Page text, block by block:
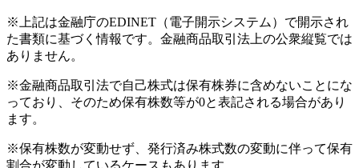
※上記は金融庁のEDINET（電子開示システム）で開示され
た書類に基づく情報です。金融商品取引法上の公衆縦覧では
ありません。
※金融商品取引法で自己株式は保有株券に含めないことにな
っており、そのため保有株数等が0と表記される場合があり
ます。
※保有株数が変動せず、発行済み株式数の変動に伴って保有
割合が変動しているケースもあります。